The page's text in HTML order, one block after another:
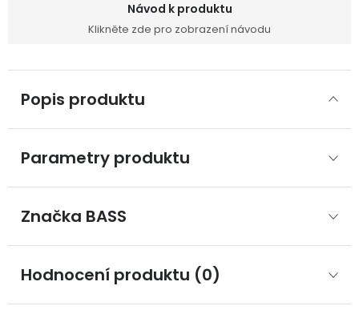
Návod k produktu
Klikněte zde pro zobrazení návodu
Popis produktu
Parametry produktu
Značka BASS
Hodnocení produktu (0)